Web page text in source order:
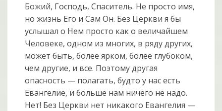
Божий, Господь, Спаситель. Не просто имя,
но жизнь Его и Сам Он. Без Церкви я бы
услышал о Нем просто как о величайшем
Человеке, одном из многих, в ряду других,
может быть, более ярком, более глубоком,
чем другие, и все. Поэтому другая
опасность — полагать, будто у нас есть
Евангелие, и больше нам ничего не надо.
Нет! Без Церкви нет никакого Евангелия —